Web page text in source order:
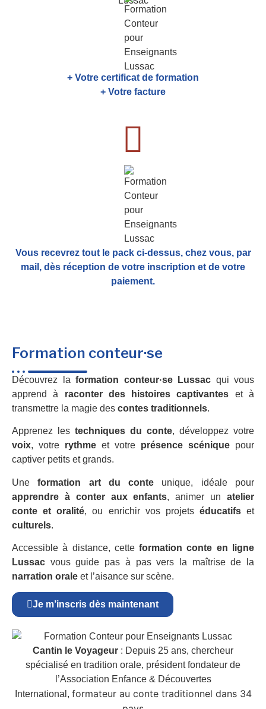
+ Votre certificat de formation
+ Votre facture
Vous recevrez tout le pack ci-dessus, chez vous, par
mail, dès réception de votre inscription et de votre
paiement.
Formation conteur·se
Découvrez la formation conteur·se Lussac qui vous
apprend à raconter des histoires captivantes et à
transmettre la magie des contes traditionnels.
Apprenez les techniques du conte, développez votre
voix, votre rythme et votre présence scénique pour
captiver petits et grands.
Uneformation art du conte unique, idéale pour
apprendre à conter aux enfants, animer unatelier
conte et oralité, ou enrichir vos projets éducatifset
culturels.
Accessible à distance, cetteformation conte en ligne
Lussac vous guide pas à pas vers la maîtrise de la
narration orale et l’aisance sur scène.
Je m’inscris dès maintenant
Cantin le Voyageur : Depuis 25 ans, chercheur
spécialisé en tradition orale, président fondateur de
l’Association Enfance & Découvertes
International, formateur au conte traditionnel dans 34